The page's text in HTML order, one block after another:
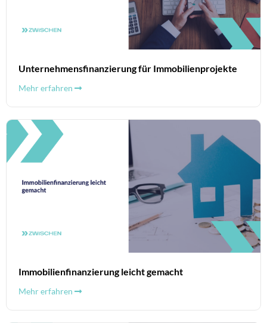
Unternehmensfinanzierung für Immobilienprojekte
Mehr erfahren
Immobilienfinanzierung leicht gemacht
Mehr erfahren